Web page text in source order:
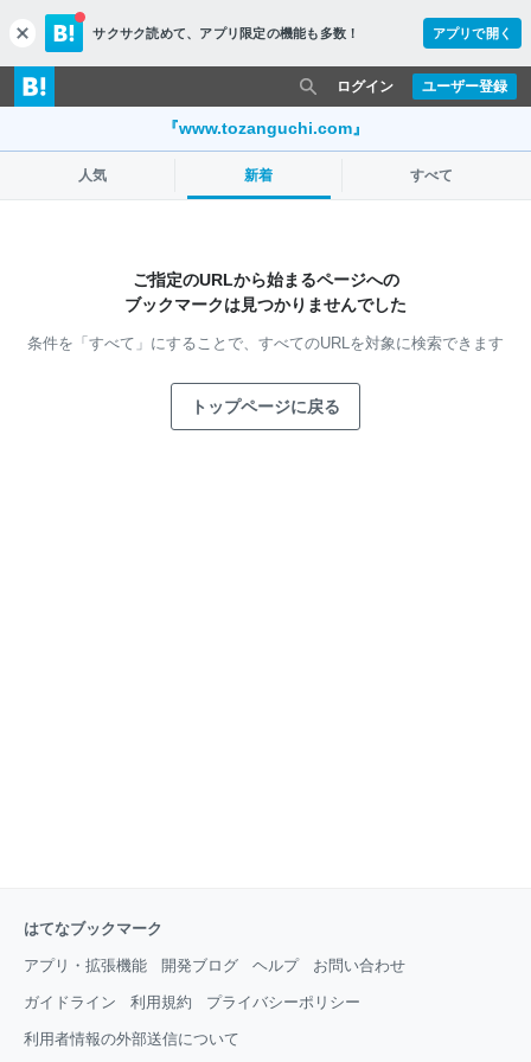
c
l
o
s
サクサク読めて、 アプリ限定の機能も多数！ アプリで開く
ユーザー登録
ログイン
『www.tozanguchi.com』
人気 新着 すべて
ご指定のURLから始まるページへの
ブックマークは見つかりませんでした
条件を「すべて」にすることで、 すべてのURLを対象に検索できます
トップページに戻る
はてなブックマーク
アプリ・拡張機能 開発ブログ ヘルプ お問い合わせ
ガイドライン 利用規約 プライバシーポリシー
利用者情報の外部送信について